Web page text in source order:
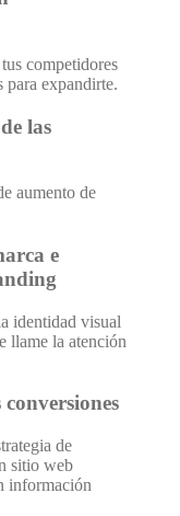
competidores
para expandirte.
las
aumento de
e
identidad visual
llame la atención
de
sitio web
información